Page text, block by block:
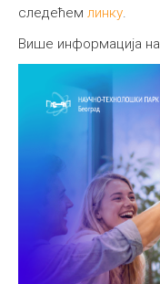
следећем линку.
Више информација на